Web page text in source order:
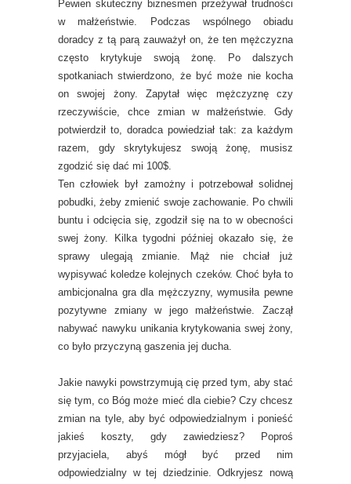
Pewien skuteczny biznesmen przeżywał trudności
w małżeństwie. Podczas wspólnego obiadu
doradcy z tą parą zauważył on, że ten mężczyzna
często krytykuje swoją żonę. Po dalszych
spotkaniach stwierdzono, że być może nie kocha
on swojej żony. Zapytał więc mężczyznę czy
rzeczywiście, chce zmian w małżeństwie. Gdy
potwierdził to, doradca powiedział tak: za każdym
razem, gdy skrytykujesz swoją żonę, musisz
zgodzić się dać mi 100$.
Ten człowiek był zamożny i potrzebował solidnej
pobudki, żeby zmienić swoje zachowanie. Po chwili
buntu i odcięcia się, zgodził się na to w obecności
swej żony. Kilka tygodni później okazało się, że
sprawy ulegają zmianie. Mąż nie chciał już
wypisywać koledze kolejnych czeków. Choć była to
ambicjonalna gra dla mężczyzny, wymusiła pewne
pozytywne zmiany w jego małżeństwie. Zaczął
nabywać nawyku unikania krytykowania swej żony,
co było przyczyną gaszenia jej ducha.
Jakie nawyki powstrzymują cię przed tym, aby stać
się tym, co Bóg może mieć dla ciebie? Czy chcesz
zmian na tyle, aby być odpowiedzialnym i ponieść
jakieś koszty, gdy zawiedziesz? Poproś
przyjaciela, abyś mógł być przed nim
odpowiedzialny w tej dziedzinie. Odkryjesz nową